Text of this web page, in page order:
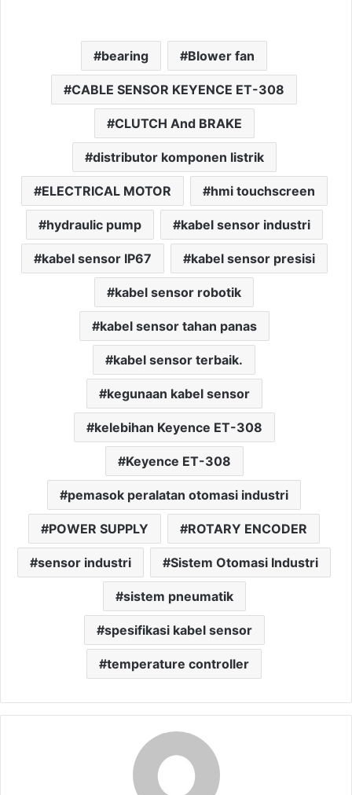
bearing Blower fan
CABLE SENSOR KEYENCE ET-308
CLUTCH And BRAKE
distributor komponen listrik
ELECTRICAL MOTOR hmi touchscreen
hydraulic pump kabel sensor industri
kabel sensor IP67 kabel sensor presisi
kabel sensor robotik
kabel sensor tahan panas
kabel sensor terbaik.
kegunaan kabel sensor
kelebihan Keyence ET-308
Keyence ET-308
pemasok peralatan otomasi industri
POWER SUPPLY ROTARY ENCODER
sensor industri Sistem Otomasi Industri
sistem pneumatik
spesifikasi kabel sensor
temperature controller